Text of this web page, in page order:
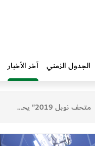
الجدول الزمني آخر الأخبار
متحف نوبل 2019" يحظى برعاية ودعم جهات ومؤسَّسات محلية وعالمية بارزة